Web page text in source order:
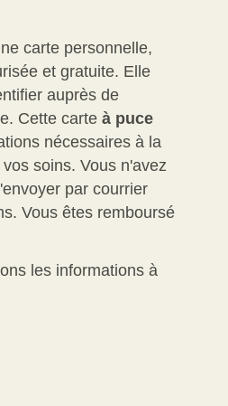
carte personnelle,
et gratuite. Elle
auprès de
Cette carte à puce
nécessaires à la
soins. Vous n'avez
par courrier
Vous êtes remboursé
les informations à